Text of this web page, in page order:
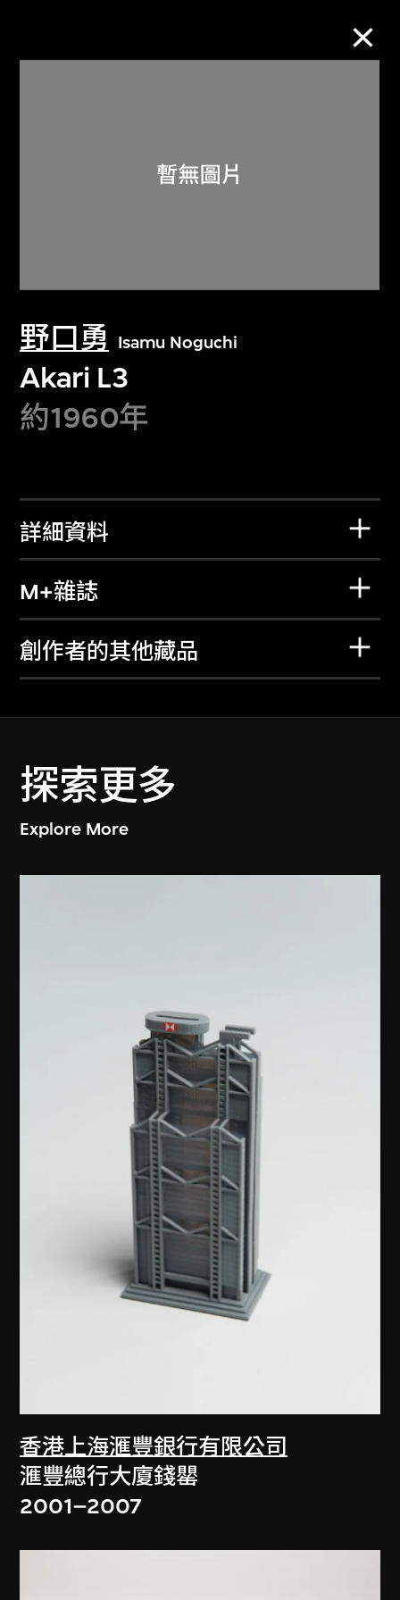
野口勇 Isamu Noguchi
Akari L3
約1960年
詳細資料
M+雜誌
創作者的其他藏品
探索更多
Explore More
香港上海滙豐銀行有限公司
滙豐總行大廈錢罌
2001–2007
關於M+藏品
探索世界頂級的二十及二十一世紀視覺
文化藏品。